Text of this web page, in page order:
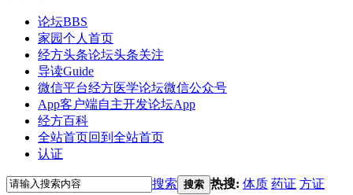
论坛BBS
家园个人首页
经方头条论坛头条关注
导读Guide
微信平台经方医学论坛微信公众号
App客户端自主开发论坛App
经方百科
全站首页回到全站首页
认证
搜索 搜索 热搜: 体质 药证 方证